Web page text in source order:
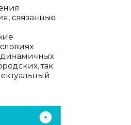
связанные
динамичных
так